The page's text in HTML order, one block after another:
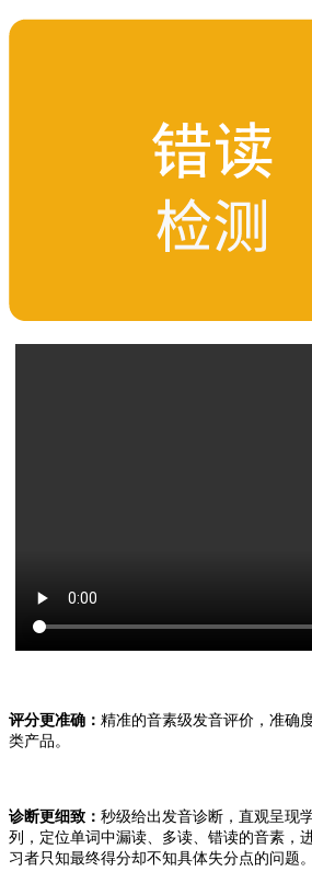
评分更准确： 精准的音素级发音评价，准确
类产品。
诊断更细致： 秒级给出发音诊断，直观呈现
列，定位单词中漏读、多读、错读的音素，
习者只知最终得分却不知具体失分点的问题。